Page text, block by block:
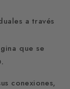
a través
que se
conexiones,